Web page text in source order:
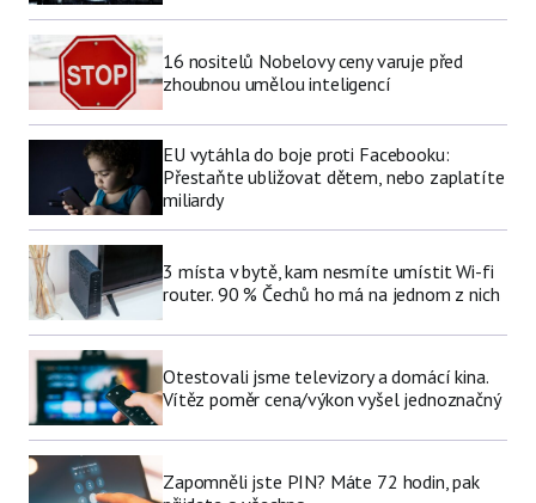
16 nositelů Nobelovy ceny varuje před
zhoubnou umělou inteligencí
EU vytáhla do boje proti Facebooku:
Přestaňte ubližovat dětem, nebo zaplatíte
miliardy
3 místa v bytě, kam nesmíte umístit Wi-fi
router. 90 % Čechů ho má na jednom z nich
Otestovali jsme televizory a domácí kina.
Vítěz poměr cena/výkon vyšel jednoznačný
Zapomněli jste PIN? Máte 72 hodin, pak